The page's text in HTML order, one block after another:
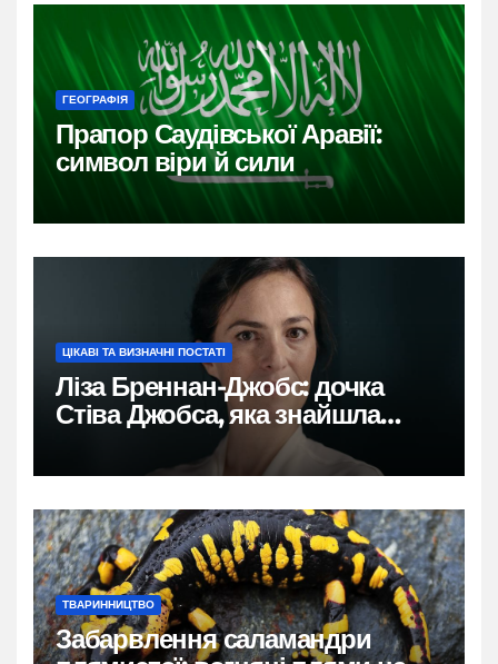
ГЕОГРАФІЯ
Прапор Саудівської Аравії:
символ віри й сили
ЦІКАВІ ТА ВИЗНАЧНІ ПОСТАТІ
Ліза Бреннан-Джобс: дочка
Стіва Джобса, яка знайшла
власний голос
ТВАРИННИЦТВО
Забарвлення саламандри